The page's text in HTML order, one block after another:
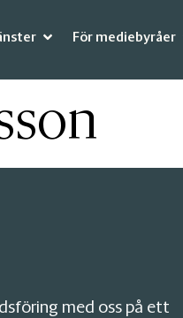
För mediebyråer
med oss på ett